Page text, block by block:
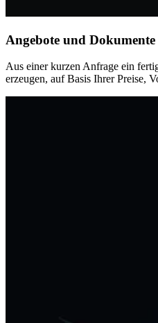
Angebote und Dokumente
Aus einer kurzen Anfrage ein
erzeugen, auf Basis Ihrer Preise,